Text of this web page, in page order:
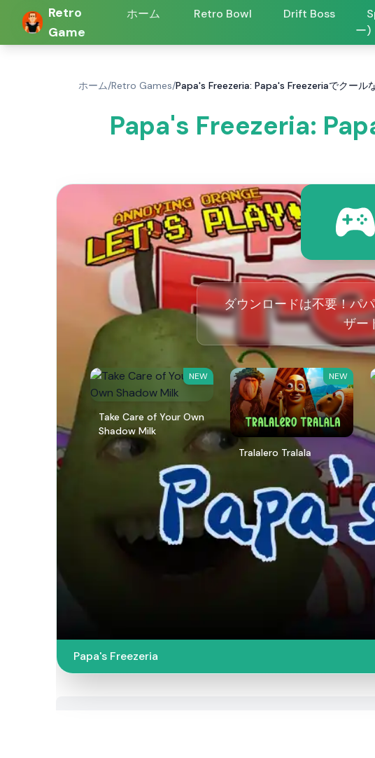
Retro
Game
ホーム Retro Bowl Drift Boss
ー)
ホーム/Retro Games/Papa's Freezeria: Papa's Freezeriaでクール
Papa's Freezeria:
ダウンロードは不要！パ
ザー
NEW
Take Care of Your Own
Shadow Milk
NEW
Tralalero Tralala
Papa's Freezeria